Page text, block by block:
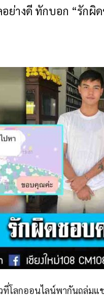
ย่างดี ทักบอก “รักผิ
ที่โลกออนไลน์พากันถล่มแ